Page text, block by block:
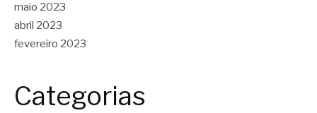
maio 2023
abril 2023
fevereiro 2023
Categorias